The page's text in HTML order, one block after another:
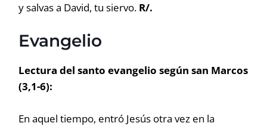
y salvas a David, tu siervo. R/.
Evangelio
Lectura del santo evangelio según san Marcos
(3,1-6):
En aquel tiempo, entró Jesús otra vez en la